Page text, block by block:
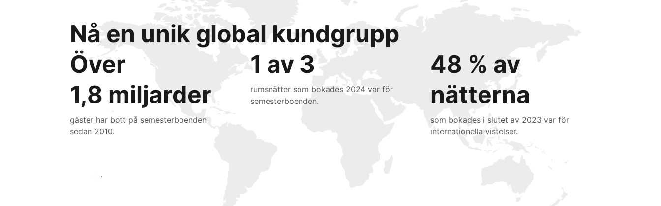
Nå en unik global kundgrupp
Över
1,8 miljarder
gäster har bott på semesterboenden
sedan 2010.
1 av 3
rumsnätter som bokades 2024 var för
semesterboenden.
48 % av
nätterna
som bokades i slutet av 2023 var för
internationella vistelser.
Nå nya gäster idag